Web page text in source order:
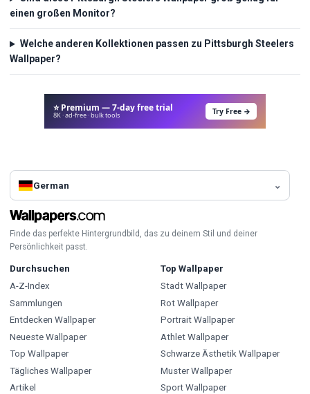
einen großen Monitor?
Welche anderen Kollektionen passen zu Pittsburgh Steelers
Wallpaper?
⭐ Premium — 7-day free trial
8K · ad-free · bulk tools Try Free →
German
Finde das perfekte Hintergrundbild, das zu deinem Stil und deiner
Persönlichkeit passt.
Durchsuchen
A-Z-Index
Sammlungen
Entdecken Wallpaper
Neueste Wallpaper
Top Wallpaper
Tägliches Wallpaper
Artikel
Top Wallpaper
Stadt Wallpaper
Rot Wallpaper
Portrait Wallpaper
Athlet Wallpaper
Schwarze Ästhetik Wallpaper
Muster Wallpaper
Sport Wallpaper